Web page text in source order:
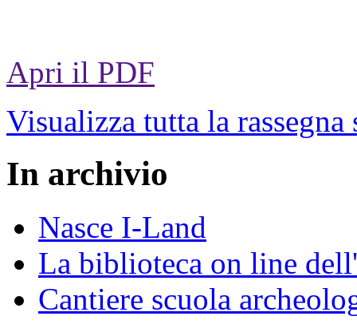
Apri il PDF
Visualizza tutta la rassegna
In archivio
Nasce I-Land
La biblioteca on line
Cantiere scuola